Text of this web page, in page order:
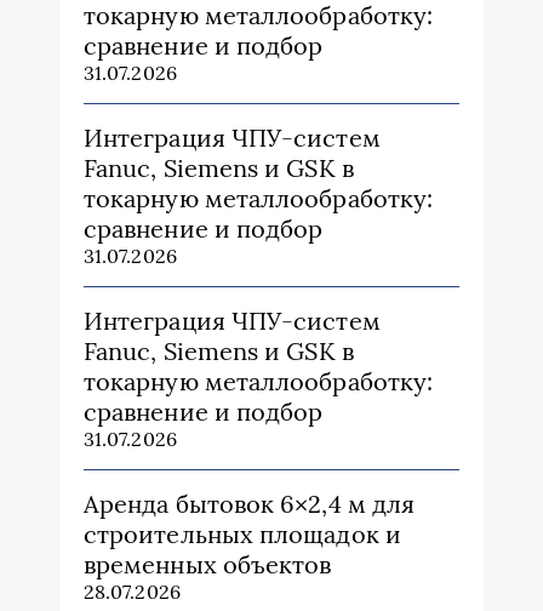
токарную металлообработку:
сравнение и подбор
31.07.2026
Интеграция ЧПУ-систем
Fanuc, Siemens и GSK в
токарную металлообработку:
сравнение и подбор
31.07.2026
Интеграция ЧПУ-систем
Fanuc, Siemens и GSK в
токарную металлообработку:
сравнение и подбор
31.07.2026
Аренда бытовок 6×2,4 м для
строительных площадок и
временных объектов
28.07.2026